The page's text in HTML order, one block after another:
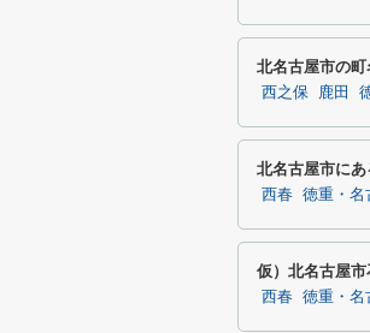
北名古屋市の
西之保 鹿田
北名古屋市に
西春 徳重・名
仮）北名古屋
西春 徳重・名